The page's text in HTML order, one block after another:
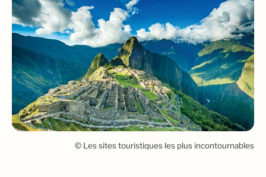
© Les sites touristiques les plus incontournables